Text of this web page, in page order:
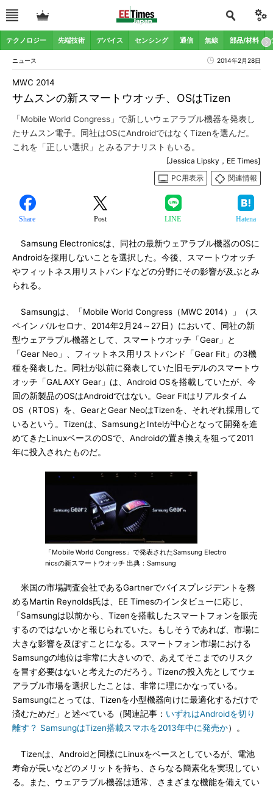
テクノロジー 先端技術 デバイス センシング 通信 無線 部品/材料
ニュース 2014年2月28日
サムスンの新スマートウオッチ、OSはTizen
MWC 2014
「Mobile World Congress」で新しいウェアラブル機器を発表し
たサムスン電子。同社はOSにAndroidではなくTizenを選んだ。
これを「正しい選択」とみるアナリストもいる。
[Jessica Lipsky，EE Times]
PC用表示
関連情報
Share Post LINE Hatena
Samsung Electronicsは、同社の最新ウェアラブル機器のOSに
Androidを採用しないことを選択した。今後、スマートウオッチ
やフィットネス用リストバンドなどの分野にその影響が及ぶとみ
られる。
Samsungは、「Mobile World Congress（MWC 2014）」（ス
ペイン バルセロナ、2014年2月24～27日）において、同社の新
型ウェアラブル機器として、スマートウオッチ「Gear」と
「Gear Neo」、フィットネス用リストバンド「Gear Fit」の3機
種を発表した。同社が以前に発表していた旧モデルのスマートウ
オッチ「GALAXY Gear」は、Android OSを搭載していたが、今
回の新製品のOSはAndroidではない。Gear Fitはリアルタイム
OS（RTOS）を、GearとGear NeoはTizenを、それぞれ採用して
いるという。Tizenは、SamsungとIntelが中心となって開発を進
めてきたLinuxベースのOSで、Androidの置き換えを狙って2011
年に投入されたものだ。
「Mobile World Congress」で発表されたSamsung Electro
nicsの新スマートウオッチ 出典：Samsung
米国の市場調査会社であるGartnerでバイスプレジデントを務
めるMartin Reynolds氏は、EE Timesのインタビューに応じ、
「Samsungは以前から、Tizenを搭載したスマートフォンを販売
するのではないかと報じられていた。もしそうであれば、市場に
大きな影響を及ぼすことになる。スマートフォン市場における
Samsungの地位は非常に大きいので、あえてそこまでのリスク
を冒す必要はないと考えたのだろう。Tizenの投入先としてウェ
アラブル市場を選択したことは、非常に理にかなっている。
Samsungにとっては、Tizenを小型機器向けに最適化するだけで
済むためだ」と述べている（関連記事： いずれはAndroidを切り
離す？ SamsungはTizen搭載スマホを2013年中に発売か）。
Tizenは、Androidと同様にLinuxをベースとしているが、電池
寿命が長いなどのメリットを持ち、さらなる簡素化を実現してい
る。また、ウェアラブル機器は通常、さまざまな機能を備えてい